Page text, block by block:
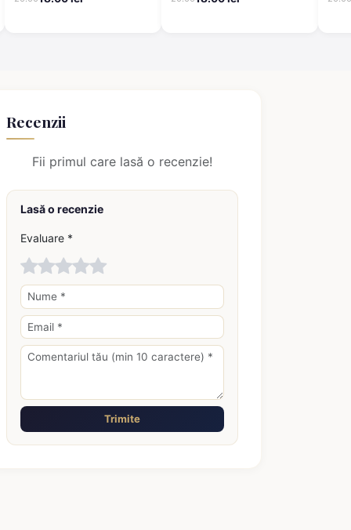
Recenzii
Fii primul care lasă o recenzie!
Lasă o recenzie
Evaluare *
Trimite